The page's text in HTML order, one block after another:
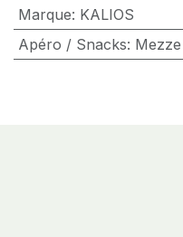
Marque: KALIOS
Apéro / Snacks: Mezze